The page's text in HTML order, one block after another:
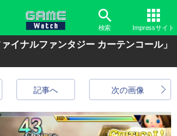
検索 Impressサイト
イナルファンタジー カーテンコール」
次の画像
記事へ